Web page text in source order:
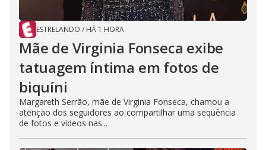
ESTRELANDO / HÁ 1 HORA
Mãe de Virginia Fonseca exibe
tatuagem íntima em fotos de
biquíni
Margareth Serrão, mãe de Virginia Fonseca, chamou a
atenção dos seguidores ao compartilhar uma sequência
de fotos e vídeos nas...